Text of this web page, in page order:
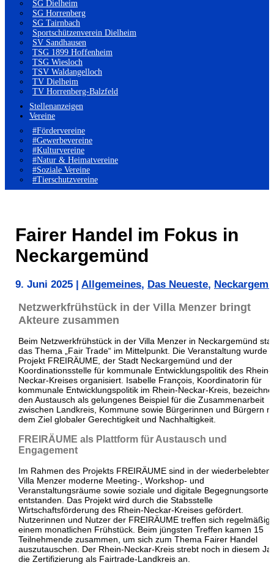
SG Dielheim
SG Horrenberg
SG Tairnbach
Sportschützenverein Dielheim
SV Sandhausen
TSG 1899 Hoffenheim
TSG Wiesloch
TSV Waldangelloch
TV Dielheim
TV Horrenberg-Balzfeld
Stellenanzeigen
Vereine
#Fördervereine
#Gewerbevereine
#Kulturvereine
#Natur & Heimatvereine
#Soziale Vereine
#Tierschutzvereine
Fairer Handel im Fokus in
Neckargemünd
9. Juni 2025 Allgemeines, Das Neueste,
Netzwerkfrühstück in der Villa Menzer bringt
Akteure zusammen
Beim Netzwerkfrühstück in der Villa Menzer in Neckargemünd
das Thema „Fair Trade“ im Mittelpunkt. Die Veranstaltung wurde
Projekt FREIRÄUME, der Stadt Neckargemünd und der
Koordinationsstelle für kommunale Entwicklungspolitik des Rhein-
Neckar-Kreises organisiert. Isabelle François, Koordinatorin für
kommunale Entwicklungspolitik im Rhein-Neckar-Kreis,
den Austausch als gelungenes Beispiel für die Zusammenarbeit
zwischen Landkreis, Kommune sowie Bürgerinnen und Bürgern
dem Ziel globaler Gerechtigkeit und Nachhaltigkeit.
FREIRÄUME als Plattform für Austausch und
Engagement
Im Rahmen des Projekts FREIRÄUME sind in der wiederbelebten
Villa Menzer moderne Meeting-, Workshop- und
Veranstaltungsräume sowie soziale und digitale Begegnungsorte
entstanden. Das Projekt wird durch die Stabsstelle
Wirtschaftsförderung des Rhein-Neckar-Kreises gefördert.
Nutzerinnen und Nutzer der FREIRÄUME treffen sich regelmäßig
einem monatlichen Frühstück. Beim jüngsten Treffen kamen 15
Teilnehmende zusammen, um sich zum Thema Fairer Handel
auszutauschen. Der Rhein-Neckar-Kreis strebt noch in diesem
die Zertifizierung als Fairtrade-Landkreis an.